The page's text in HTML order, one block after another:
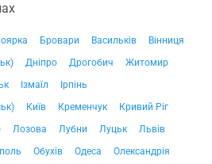
Бровари Васильків
Вінниця
Дніпро Дрогобич
Житомир
Ізмаїл
Ірпінь
Київ Кременчук
Кривий Ріг
Лозова Лубни Луцьк
Львів
Обухів Одеса
Олександрія